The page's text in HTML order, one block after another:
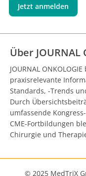
Jetzt anmelden
Über JOURNAL
JOURNAL
praxisrelevante
Standards, -Trends
Durch
umfassende
CME-Fortbildungen
Chirurgie und
© 2025 MedTriX